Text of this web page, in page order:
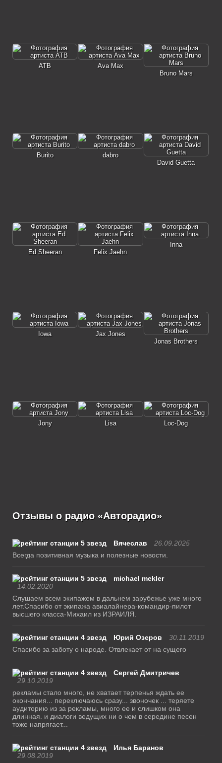
ATB
Ava Max
Bruno Mars
Burito
dabro
David Guetta
Ed Sheeran Felix Jaehn
Inna
Iowa
Jax Jones
Jonas Brothers
Jony Lisa Loc-Dog
Отзывы о радио «Авторадио»
Вячеслав
26.09.2025
Всегда позитивная музыка и полезные новости.
michael mekler
14.02.2020
Слушаем всем экипажем в дальнем зарубежье уже много
лет.Спасибо от экипажа авиалайнера-командир-пилот
высшего класса-Михаил из ИЗРАИЛЯ.
Юрий Озеров
30.11.2019
Спасибо за заботу о народе. Отвлекает от на сущего
Сергей Дмитричев
29.10.2019
рекламы стало много, не хватает терпенья ждать ее
окончания... переключаюсь сразу... звоночек ... теряете
аудиторию из за рекламы, много ее и слишком она
длинная. и диалоги ведущих ни о чем в середине песен
тоже напрягает...
Илья Баранов
29.08.2019